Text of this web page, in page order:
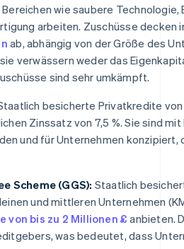
Bereichen wie saubere
arbeiten. Zuschüsse decken
ab, abhängig von der Größe des
verwässern weder das
sind sehr umkämpft.
besicherte Privatkredite
Zinssatz von 7,5 %. Sie sind
und für Unternehmen konzipiert,
Scheme (GGS): Staatlich
und mittleren Unternehmen
von bis zu 2 Millionen £ anbieten.
was bedeutet, dass